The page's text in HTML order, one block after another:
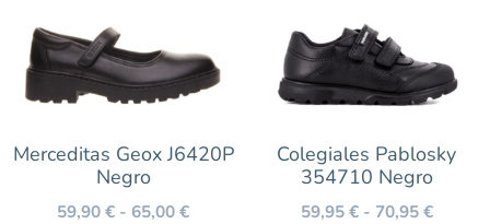
Merceditas Geox J6420P
Negro
59,90€ - 65,00€
Colegiales Pablosky
354710 Negro
59,95€ - 70,95€